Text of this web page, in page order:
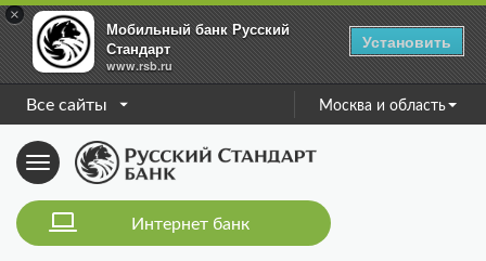
×
Мобильный банк Русский
Стандарт
www.rsb.ru
Установить
Все сайты Москва и область
Toggle
navigation
Интернет банк